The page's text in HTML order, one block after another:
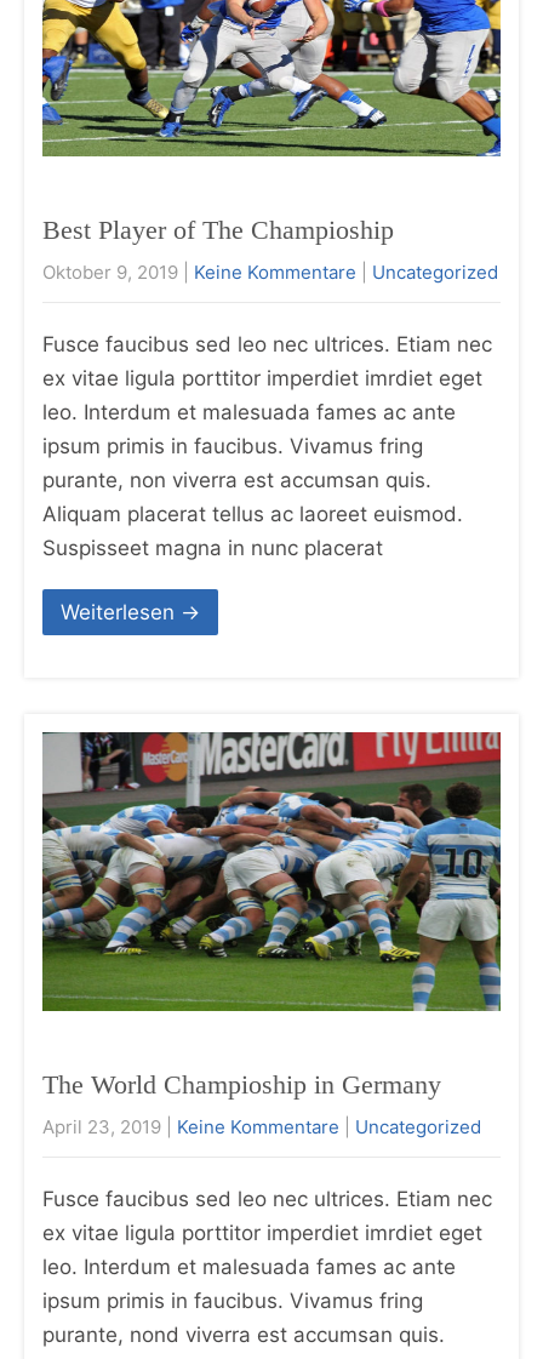
Best Player of The Champioship
Oktober 9, 2019 Keine Kommentare Uncategorized
Fusce faucibus sed leo nec ultrices. Etiam nec
ex vitae ligula porttitor imperdiet imrdiet eget
leo. Interdum et malesuada fames ac ante
ipsum primis in faucibus. Vivamus fring
purante, non viverra est accumsan quis.
Aliquam placerat tellus ac laoreet euismod.
Suspisseet magna in nunc placerat
Weiterlesen →
The World Champioship in Germany
April 23, 2019 Keine Kommentare Uncategorized
Fusce faucibus sed leo nec ultrices. Etiam nec
ex vitae ligula porttitor imperdiet imrdiet eget
leo. Interdum et malesuada fames ac ante
ipsum primis in faucibus. Vivamus fring
purante, nond viverra est accumsan quis.